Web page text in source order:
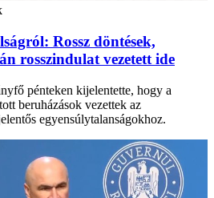
Rossz döntések,
rosszindulat vezetett ide
pénteken kijelentette, hogy a
beruházások vezettek az
egyensúlytalanságokhoz.